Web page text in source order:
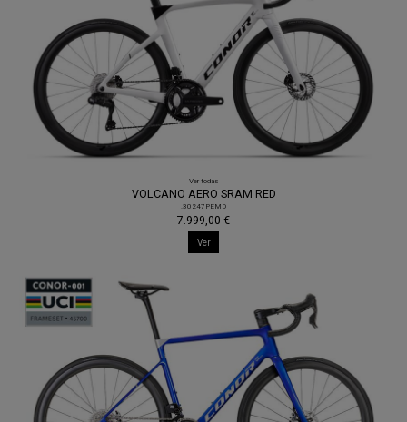
Ver todas
VOLCANO AERO SRAM RED
.30247PEMD
7.999,00 €
Ver